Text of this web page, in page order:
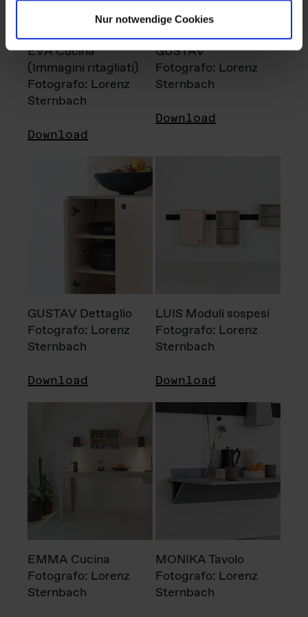
Nur notwendige Cookies
EVA Cucina
(Immagini ritagliati)
Fotografo: Lorenz
Sternbach
Download
GUSTAV
Fotografo: Lorenz
Sternbach
Download
GUSTAV Dettaglio
Fotografo: Lorenz
Sternbach
Download
LUIS Moduli sospesi
Fotografo: Lorenz
Sternbach
Download
EMMA Cucina
Fotografo: Lorenz
Sternbach
MONIKA Tavolo
Fotografo: Lorenz
Sternbach